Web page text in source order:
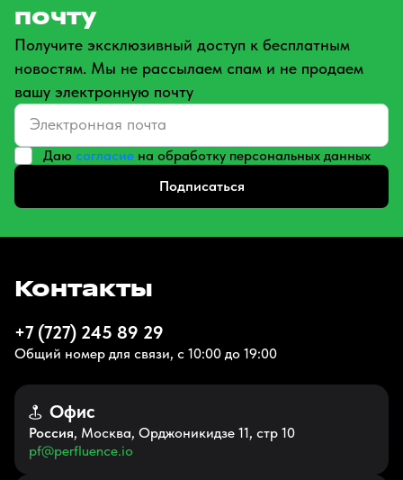
почту
Получите эксклюзивный доступ к бесплатным
новостям. Мы не рассылаем спам и не продаем
вашу электронную почту
Даю согласие на обработку персональных данных
Подписаться
Контакты
+7 (727) 245 89 29
Общий номер для связи, с 10:00 до 19:00
Офис
Россия, Москва, Орджоникидзе 11, стр 10
pf@perfluence.io